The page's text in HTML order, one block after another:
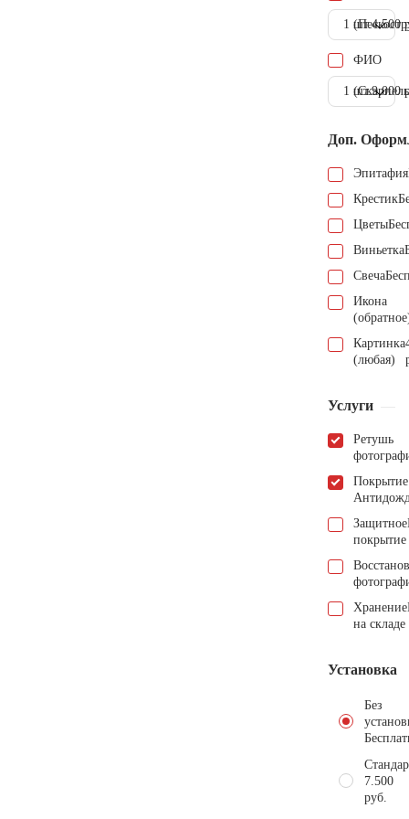
1 шт.4.500
ФИО
1 шт.9.000
Доп.
Эпитафия
Крестик
Цветы
Виньетка
Свеча
Икона
Картинка
(любая)
Услуги
Ретушь
Покрытие
Защитное
покрытие
Хранение
на складе
Установка
Без
7.500
руб.